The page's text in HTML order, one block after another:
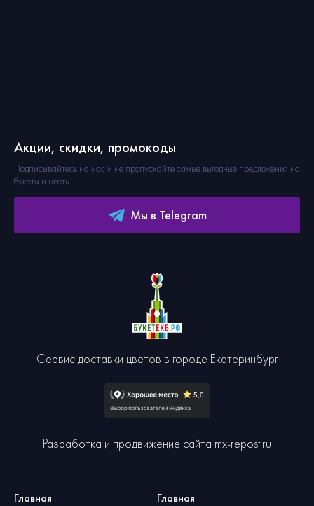
Главная
Главная
Сервис доставки цветов в городе Екатеринбург
Разработка и продвижение сайта mx-repost.ru
Акции, скидки, промокоды
Подписывайтесь на нас и не пропускайте самые выгодные предложения на
букеты и цветы
Мы в Telegram